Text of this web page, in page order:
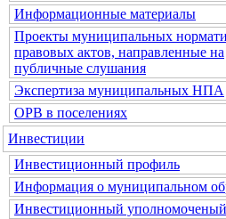
Информационные материалы
Проекты муниципальных
правовых актов, направленные на
публичные слушания
Экспертиза муниципальных НПА
ОРВ в поселениях
Инвестиции
Инвестиционный профиль
Информация о муниципальном
Инвестиционный уполномоченый